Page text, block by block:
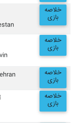
خلاصه
بازی
خلاصه
بازی
خلاصه
بازی
خلاصه
بازی